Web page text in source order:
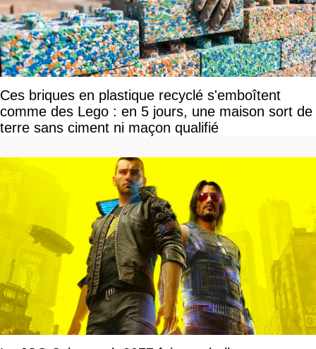
Ces briques en plastique recyclé s'emboîtent
comme des Lego : en 5 jours, une maison sort de
terre sans ciment ni maçon qualifié